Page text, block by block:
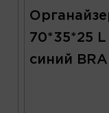
70*35*25
синий